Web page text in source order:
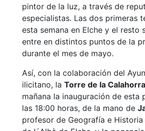
pintor de la luz, a través de
especialistas. Las dos primeras
esta semana en Elche y el resto
entre en distintos puntos de la
durante el mes de mayo.
Así, con la colaboración del
ilicitano, la Torre de la Calahorra
mañana la inauguración de esta
las 18:00 horas, de la mano de
profesor de Geografía e Historia